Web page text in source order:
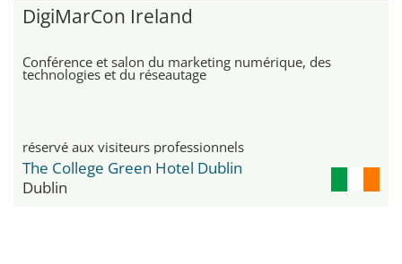
DigiMarCon Ireland
Conférence et salon du marketing numérique, des
technologies et du réseautage
réservé aux visiteurs professionnels
The College Green Hotel Dublin
Dublin